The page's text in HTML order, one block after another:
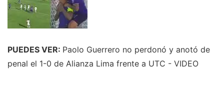
PUEDES VER: Paolo Guerrero no perdonó y anotó de
penal el 1-0 de Alianza Lima frente a UTC - VIDEO